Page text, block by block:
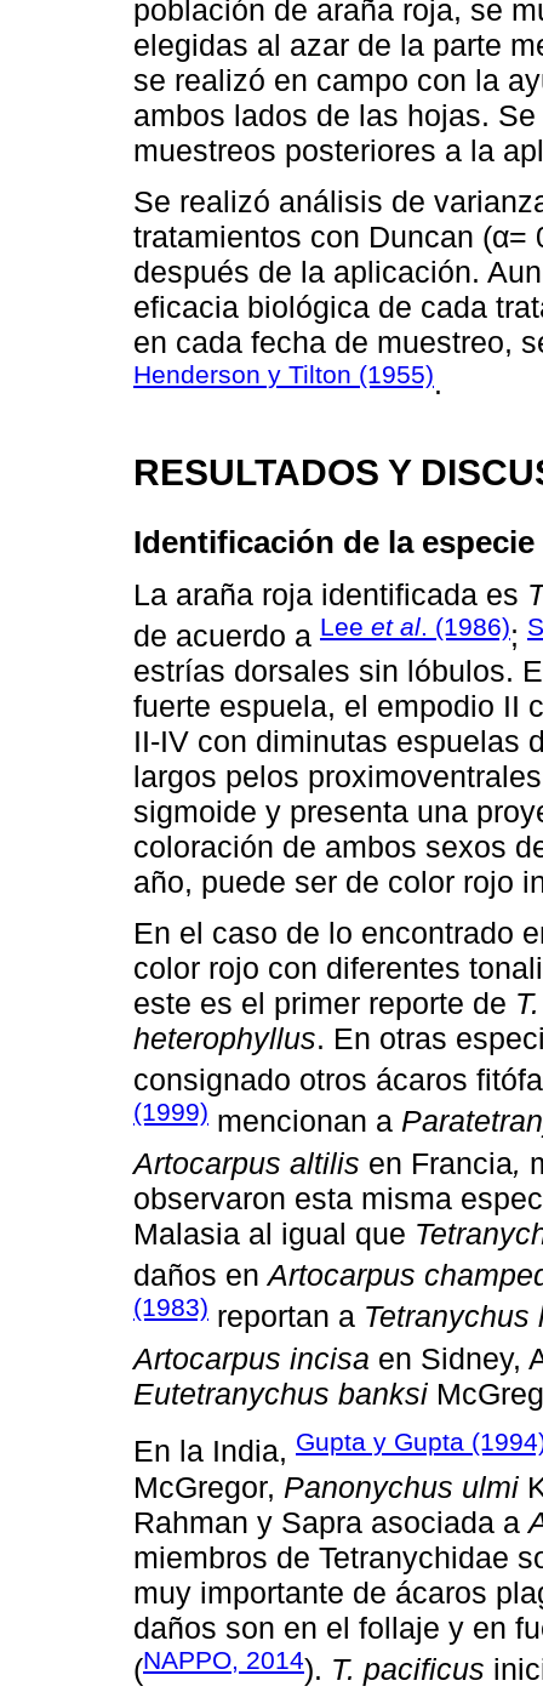
población de araña roja, se
elegidas al azar de la parte
se realizó en campo con la
ambos lados de las hojas.
muestreos posteriores a la
Se realizó análisis de
tratamientos con Duncan (α=
después de la aplicación.
eficacia biológica de cada
en cada fecha de muestreo,
Henderson y Tilton (1955).
RESULTADOS Y
Identificación de la especie
La araña roja identificada es
de acuerdo a Lee et al . (1986);
estrías dorsales sin lóbulos.
fuerte espuela, el empodio II
II-IV con diminutas espuelas
largos pelos
sigmoide y presenta una
coloración de ambos sexos
año, puede ser de color rojo
En el caso de lo encontrado
color rojo con diferentes
este es el primer reporte de
heterophyllus. En otras
consignado otros ácaros
(1999) mencionan a
Artocarpus altilis en Francia,
observaron esta misma
Malasia al igual que
daños enArtocarpus
(1983) reportan a Tetranychus
Artocarpus incisa en Sidney,
Eutetranychus banksi
En la India, Gupta y Gupta
McGregor, Panonychus ulmi
Rahman y Sapra asociada a
miembros de Tetranychidae
muy importante de ácaros
daños son en el follaje y en
(NAPPO, 2014). T. pacificus